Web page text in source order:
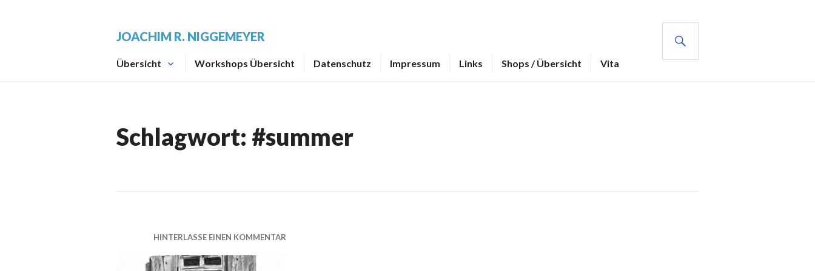
JOACHIM R. NIGGEMEYER
Übersicht Workshops Übersicht Datenschutz Impressum Links Shops / Übersicht Vita
Schlagwort: #summer
HINTERLASSE EINEN KOMMENTAR